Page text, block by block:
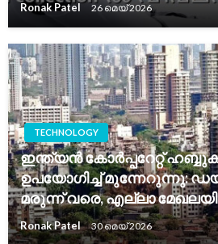
Ronak Patel 26 മെയ്‌ 2026
TECHNOLOGY
ഇന്ത്യൻ കോർപ്പറേറ്റ്
ഉപയോഗിച്ച് മുന്നേറുന്നു:
മരുന്ന് വരെ, എല്ലാ
Ronak Patel 30 മെയ്‌ 2026